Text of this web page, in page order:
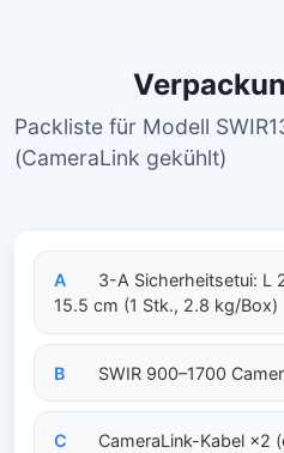
Packliste für Modell
(CameraLink gekühlt)
A
3-A Sicherheitsetui: L
15.5 cm (1 Stk., 2.8 kg/Box)
B SWIR 900–1700
C CameraLink-Kabel ×2